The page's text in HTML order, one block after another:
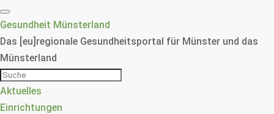
Gesundheit Münsterland
Das [eu]regionale Gesundheitsportal für Münster und das
Münsterland
Aktuelles
Einrichtungen